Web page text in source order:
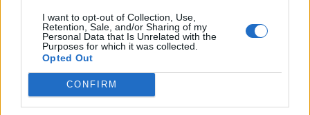
I want to opt-out of Collection, Use,
Retention, Sale, and/or Sharing of my
Personal Data that Is Unrelated with the
Purposes for which it was collected.
Opted Out
CONFIRM
Casciago festeggia i 140 anni della
Società di Mutuo Soccorso
Casciago festeggia i 140 anni della Società di Mutuo
Soccorso